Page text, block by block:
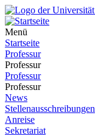
Menü
Startseite
Professur
Professur
Professur
Professur
News
Stellenausschreibungen
Anreise
Sekretariat